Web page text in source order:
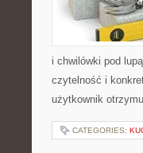
i chwilówki pod
czytelność i
użytkownik
CATEGORIES: